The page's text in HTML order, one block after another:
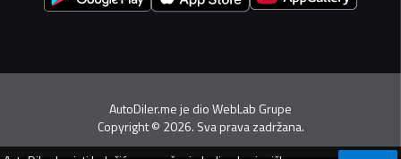
AutoDiler.me je dioWebLab Grupe
Copyright© 2026. Sva prava zadržana.